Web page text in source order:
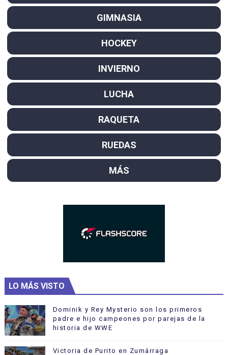
GIMNASIA
HOCKEY
INVIERNO
LUCHA
RAQUETA
RUEDAS
MÁS
LO MÁS VISTO
Dominik y Rey Mysterio son los primeros
padre e hijo campeones por parejas de la
historia de WWE
Victoria de Purito en Zumárraga